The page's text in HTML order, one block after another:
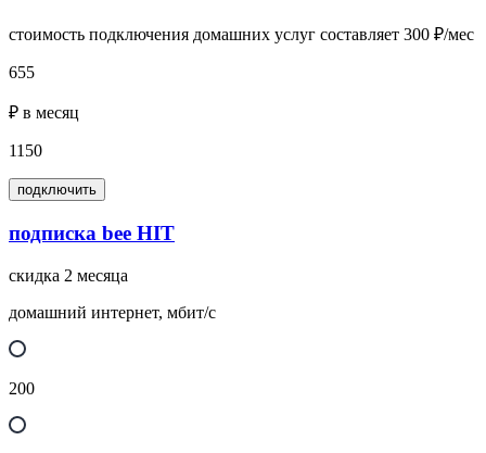
стоимость подключения домашних услуг составляет 300 ₽/мес
655
₽ в месяц
1150
подключить
подписка bee HIT
скидка 2 месяца
домашний интернет, мбит/с
200